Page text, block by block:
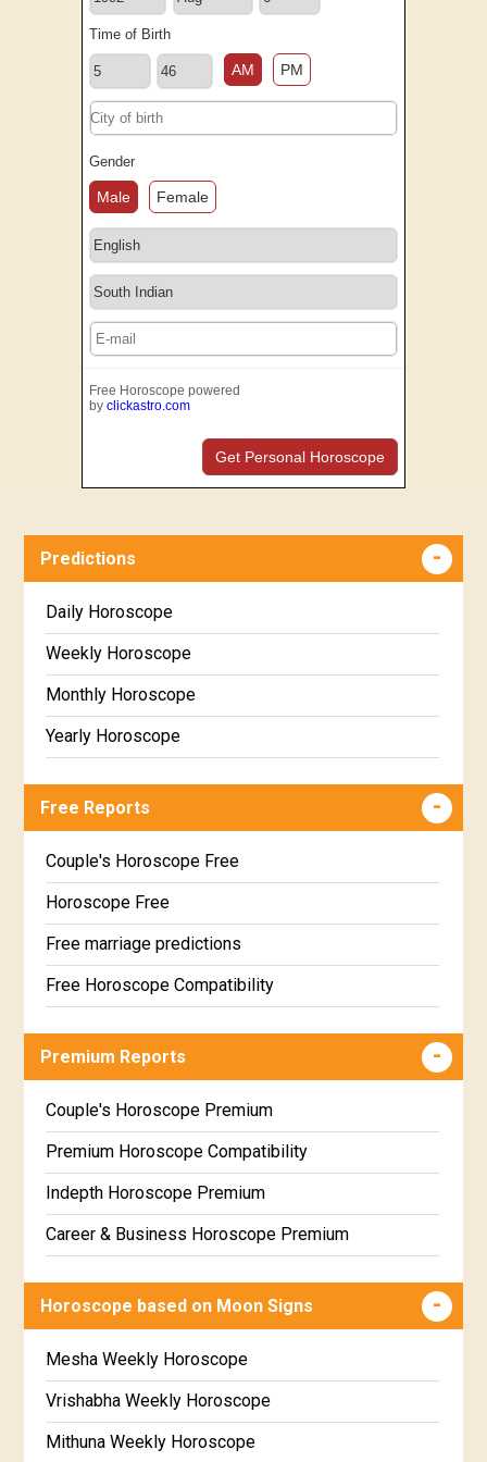
Time of Birth
AM PM
Gender
Male Female
Free Horoscope powered
by clickastro.com
Get Personal Horoscope
Predictions
Daily Horoscope
Weekly Horoscope
Monthly Horoscope
Yearly Horoscope
Free Reports
Couple's Horoscope Free
Horoscope Free
Free marriage predictions
Free Horoscope Compatibility
Wealth & Fortune Horoscope Free
Free Daily Rashiphal
Free Weekly Rashifal
Free Star Horoscope
Free panchanga Predictions
Free Chinese Horoscope
Free Personal Horoscope
Free Chinese Compatibility
Free Numerology Report
Premium Reports
Couple's Horoscope Premium
Premium Horoscope Compatibility
Indepth Horoscope Premium
Career & Business Horoscope Premium
Marriage Horoscope Premium
Premium Gem Recommendation Report
Premium Ugadi Prediction
Premium Yoga Predictions
Horoscope based on Moon Signs
Mesha Weekly Horoscope
Vrishabha Weekly Horoscope
Mithuna Weekly Horoscope